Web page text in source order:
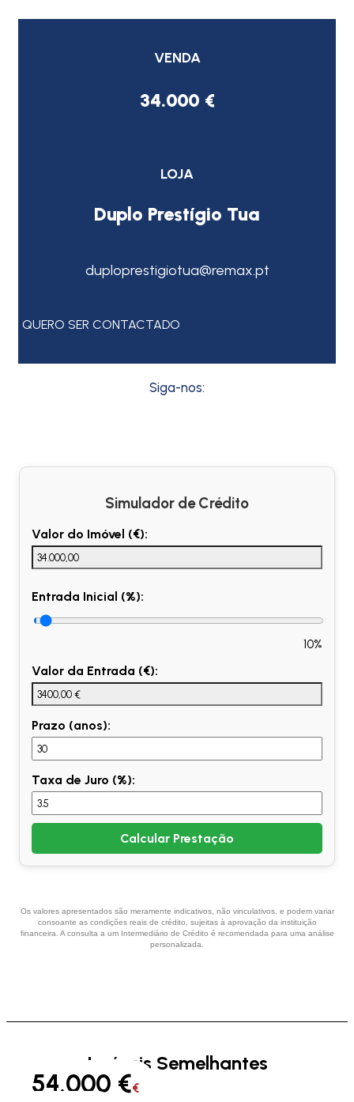
VENDA
34.000 €
LOJA
Duplo Prestígio Tua
duploprestigiotua@remax.pt
QUERO SER CONTACTADO
Siga-nos:
Simulador de Crédito
Valor do Imóvel (€):
Entrada Inicial (%):
10%
Valor da Entrada (€):
Prazo (anos):
Taxa de Juro (%):
Calcular Prestação
Os valores apresentados são meramente indicativos, não vinculativos, e podem variar
consoante as condições reais de crédito, sujeitas à aprovação da instituição
financeira. A consulta a um Intermediário de Crédito é recomendada para uma análise
personalizada.
Imóveis Semelhantes
54.000 €€